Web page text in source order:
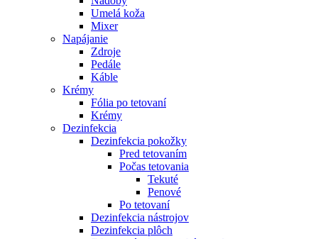
Umelá koža
Mixer
Napájanie
Zdroje
Pedále
Káble
Krémy
Fólia po tetovaní
Krémy
Dezinfekcia
Dezinfekcia pokožky
Pred tetovaním
Počas tetovania
Tekuté
Penové
Po tetovaní
Dezinfekcia nástrojov
Dezinfekcia plôch